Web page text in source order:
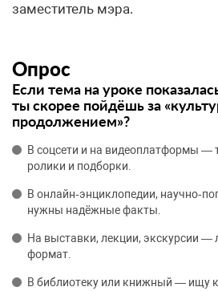
заместитель мэра.
Опрос
Если тема на уроке
ты скорее пойдёшь за
продолжением»?
В соцсети и на видеоплатформы —
ролики и подборки.
В онлайн‑энциклопедии,
нужны надёжные факты.
На выставки, лекции, экскурсии
формат.
В библиотеку или книжный — ищу